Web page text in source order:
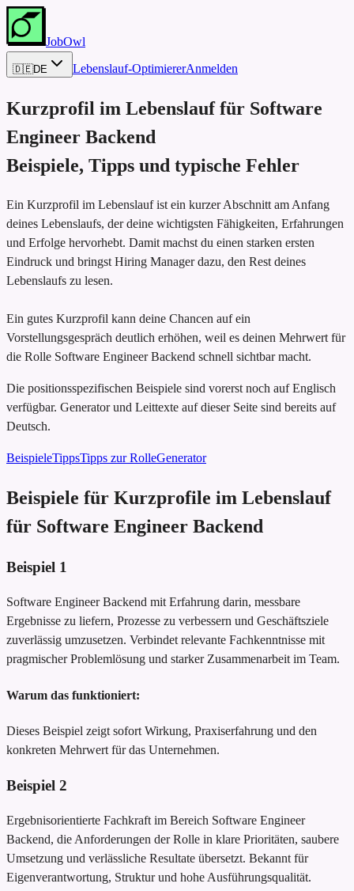
JobOwl
🇩🇪DE Lebenslauf-OptimiererAnmelden
Kurzprofil im Lebenslauf für Software
Engineer Backend
Beispiele, Tipps und typische Fehler
Ein Kurzprofil im Lebenslauf ist ein kurzer Abschnitt am Anfang
deines Lebenslaufs, der deine wichtigsten Fähigkeiten, Erfahrungen
und Erfolge hervorhebt. Damit machst du einen starken ersten
Eindruck und bringst Hiring Manager dazu, den Rest deines
Lebenslaufs zu lesen.
Ein gutes Kurzprofil kann deine Chancen auf ein
Vorstellungsgespräch deutlich erhöhen, weil es deinen Mehrwert für
die Rolle Software Engineer Backend schnell sichtbar macht.
Die positionsspezifischen Beispiele sind vorerst noch auf Englisch
verfügbar. Generator und Leittexte auf dieser Seite sind bereits auf
Deutsch.
BeispieleTippsTipps zur RolleGenerator
Beispiele für Kurzprofile im Lebenslauf
für Software Engineer Backend
Beispiel 1
Software Engineer Backend mit Erfahrung darin, messbare
Ergebnisse zu liefern, Prozesse zu verbessern und Geschäftsziele
zuverlässig umzusetzen. Verbindet relevante Fachkenntnisse mit
pragmischer Problemlösung und starker Zusammenarbeit im Team.
Warum das funktioniert:
Dieses Beispiel zeigt sofort Wirkung, Praxiserfahrung und den
konkreten Mehrwert für das Unternehmen.
Beispiel 2
Ergebnisorientierte Fachkraft im Bereich Software Engineer
Backend, die Anforderungen der Rolle in klare Prioritäten, saubere
Umsetzung und verlässliche Resultate übersetzt. Bekannt für
Eigenverantwortung, Struktur und hohe Ausführungsqualität.